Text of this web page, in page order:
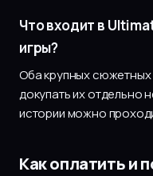
Что входит в
игры?
Оба крупных
докупать их отдельно
истории можно
Как оплатить и